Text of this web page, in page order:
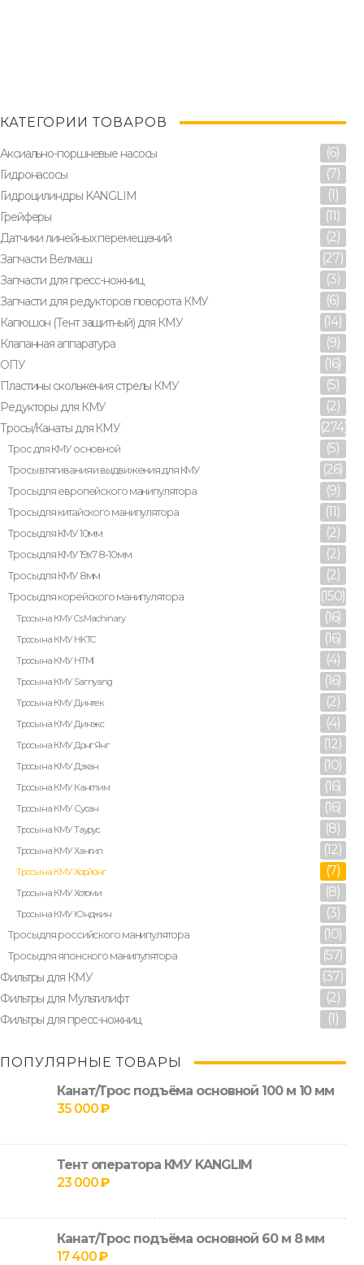
КАТЕГОРИИ ТОВАРОВ
Аксиально-поршневые насосы (6)
Гидронасосы (7)
Гидроцилиндры KANGLIM (1)
Грейферы (11)
Датчики линейных перемещений (2)
Запчасти Велмаш (27)
Запчасти для пресс-ножниц (3)
Запчасти для редукторов поворота КМУ (6)
Капюшон (Тент защитный) для КМУ (14)
Клапанная аппаратура (9)
ОПУ (16)
Пластины скольжения стрелы КМУ (5)
Редукторы для КМУ (2)
Тросы/Канаты для КМУ (274)
Трос для КМУ основной (5)
Тросы втягивания и выдвижения для КМУ (26)
Тросы для европейского манипулятора (9)
Тросы для китайского манипулятора (11)
Тросы для КМУ 10мм (2)
Тросы для КМУ 19х7 8-10мм (2)
Тросы для КМУ 8мм (2)
Тросы для корейского манипулятора (150)
Тросы на КМУ Cs Machinary (16)
Тросы на КМУ HKTC (16)
Тросы на КМУ HTMI (4)
Тросы на КМУ Samyang (16)
Тросы на КМУ Динтек (2)
Тросы на КМУ Динэкс (4)
Тросы на КМУ Донг Янг (12)
Тросы на КМУ Дэхан (10)
Тросы на КМУ Канглим (16)
Тросы на КМУ Сусан (16)
Тросы на КМУ Таурус (8)
Тросы на КМУ Хангил (12)
Тросы на КМУ Хорйонг (7)
Тросы на КМУ Хотоми (8)
Тросы на КМУ Юнджин (3)
Тросы для российского манипулятора (10)
Тросы для японского манипулятора (57)
Фильтры для КМУ (37)
Фильтры для Мультилифт (2)
Фильтры для пресс-ножниц (1)
ПОПУЛЯРНЫЕ ТОВАРЫ
Канат/Трос подъёма основной 100 м 10 мм
35 000₽
Тент оператора КМУ KANGLIM
23 000₽
Канат/Трос подъёма основной 60 м 8 мм
17 400₽